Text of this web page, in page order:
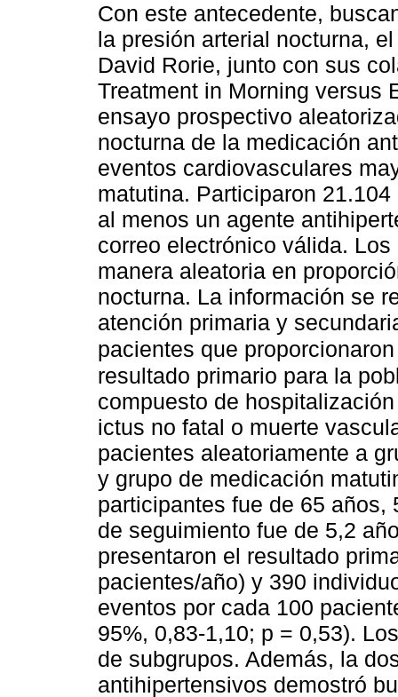
Con este antecedente,
la presión arterial nocturna,
David Rorie, junto con sus
Treatment in Morning versus
ensayo prospectivo
nocturna de la medicación
eventos cardiovasculares
matutina. Participaron
al menos un agente
correo electrónico válida.
manera aleatoria en
nocturna. La información se
atención primaria y
pacientes que
resultado primario para la
compuesto de
ictus no fatal o muerte
pacientes aleatoriamente a
y grupo de medicación
participantes fue de 65 años,
de seguimiento fue de 5,2
presentaron el resultado
pacientes/año) y 390
eventos por cada 100
95%, 0,83-1,10; p = 0,53).
de subgrupos. Además, la
antihipertensivos demostró